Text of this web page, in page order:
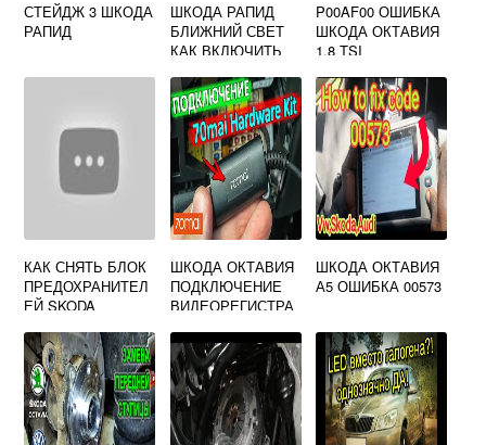
СТЕЙДЖ 3 ШКОДА
РАПИД
ШКОДА РАПИД
БЛИЖНИЙ СВЕТ
КАК ВКЛЮЧИТЬ
P00AF00 ОШИБКА
ШКОДА ОКТАВИЯ
1.8 TSI
КАК СНЯТЬ БЛОК
ПРЕДОХРАНИТЕЛ
ЕЙ SKODA
ШКОДА ОКТАВИЯ
ПОДКЛЮЧЕНИЕ
ВИДЕОРЕГИСТРА
ШКОДА ОКТАВИЯ
А5 ОШИБКА 00573